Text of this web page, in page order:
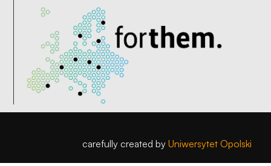
carefully created by Uniwersytet Opolski